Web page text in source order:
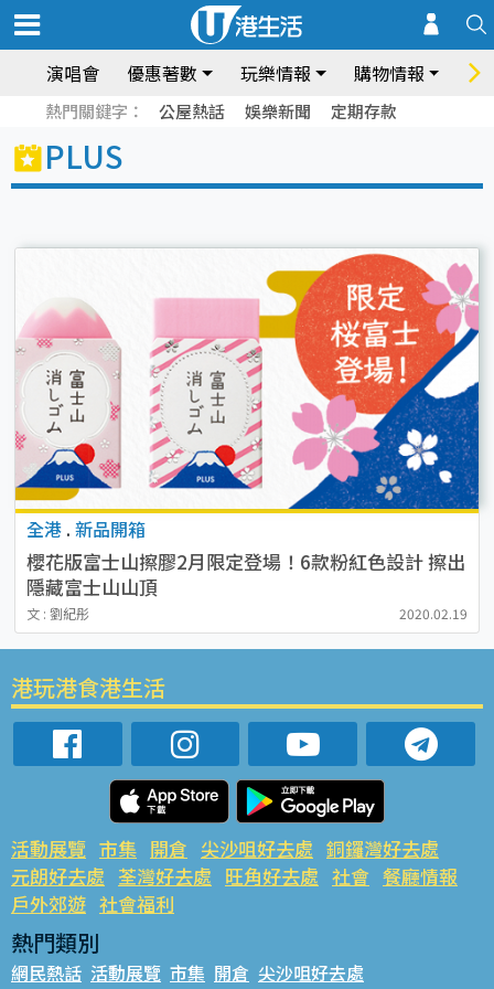
演唱會 優惠著數 玩樂情報 購物情報 飲
熱門關鍵字： 公屋熱話 娛樂新聞 定期存款
PLUS
全港 . 新品開箱
櫻花版富士山擦膠2月限定登場！6款粉紅色設計 擦出
隱藏富士山山頂
文 : 劉紀彤 2020.02.19
港玩港食港生活
活動展覽 市集 開倉 尖沙咀好去處 銅鑼灣好去處
元朗好去處 荃灣好去處 旺角好去處 社會 餐廳情報
戶外郊遊 社會福利
熱門類別
網民熱話 活動展覽 市集 開倉 尖沙咀好去處